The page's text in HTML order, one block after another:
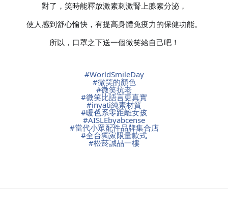
對了，笑時能釋放激素刺激腎上腺素分泌，
使人感到舒心愉快，有提高身體免疫力的保健功能。
所以，口罩之下送一個微笑給自己吧！
#WorldSmileDay
#微笑的顏色
#微笑抗老
#微笑比語言更真實
#inyati純素材質
#暖色系零距離女孩
#AISLEbyabcense
#當代小眾配件品牌集合店
#全台獨家限量款式
#松菸誠品一樓